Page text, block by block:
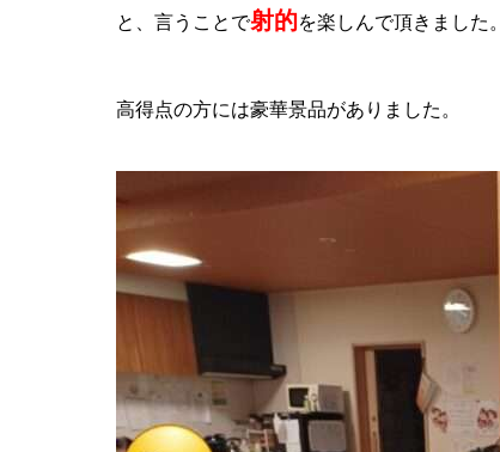
と、言うことで射的を楽しんで頂きました。
高得点の方には豪華景品がありました。